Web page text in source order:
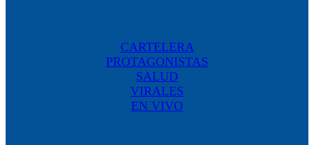
CARTELERA
PROTAGONISTAS
SALUD
VIRALES
EN VIVO